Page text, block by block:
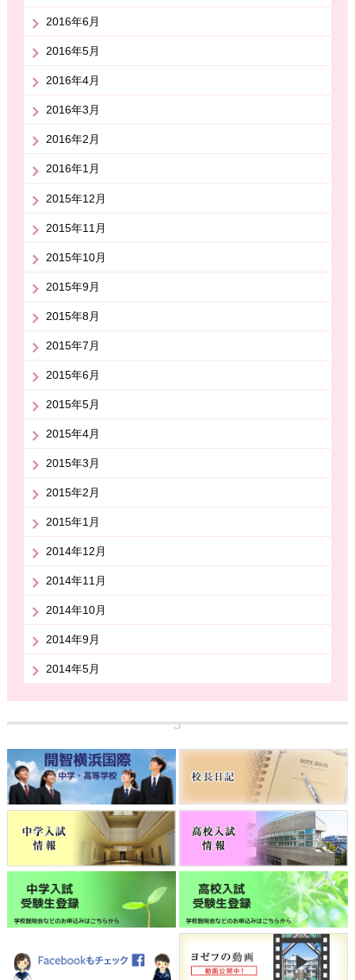
2016年6月
2016年5月
2016年4月
2016年3月
2016年2月
2016年1月
2015年12月
2015年11月
2015年10月
2015年9月
2015年8月
2015年7月
2015年6月
2015年5月
2015年4月
2015年3月
2015年2月
2015年1月
2014年12月
2014年11月
2014年10月
2014年9月
2014年5月